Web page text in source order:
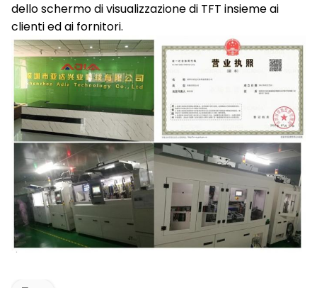
dello schermo di visualizzazione di TFT insieme ai
clienti ed ai fornitori.